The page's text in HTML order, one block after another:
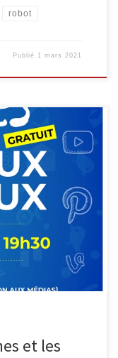
robot
Publié 1 mars 2021
Royal Ardennes –
ont le plaisir
en éducation aux
de mieux
usages d’Internet,
et les